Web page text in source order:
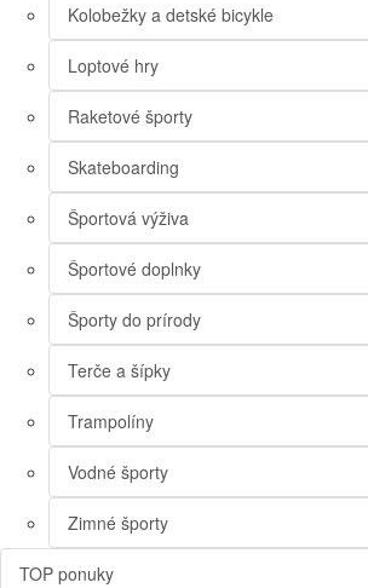
Kolobežky a detské bicykle
Loptové hry
Raketové športy
Skateboarding
Športová výživa
Športové doplnky
Športy do prírody
Terče a šípky
Trampolíny
Vodné športy
Zimné športy
TOP ponuky